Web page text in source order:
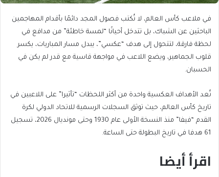
في ملاعب كأس العالم، لا تُكتب فصول المجد دائمًا بأقدام المهاجمين
الباحثين عن الشباك، بل تتدخل أحيانًا “لمسة خاطئة” من مدافع في
لحظة فارقة، لتتحول إلى هدف “عكسي”، يبدل مسار المباريات، يكسر
قلوب الجماهير، ويضع اللاعب في مواجهة قاسية مع قدر لم يكن في
الحسبان.
تُعد الأهداف العكسية واحدة من أكثر اللحظات “تأثيرا” على اللاعبين في
تاريخ كأس العالم، حيث توثق السجلات الرسمية للاتحاد الدولي لكرة
القدم “فيفا” منذ النسخة الأولى عام 1930 وحتى مونديال 2026، تسجيل
61 هدفا في تاريخ البطولة حتى الساعة.
اقرأ أيضا